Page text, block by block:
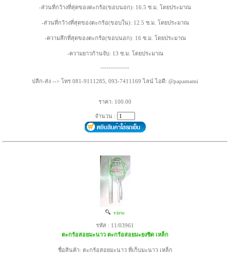
-ส่วนที่กว้างที่สุดของตะกร้อ(ขอบนอก): 16.5 ซ.ม. โดยประมาณ
-ส่วนที่กว้างที่สุดของตะกร้อ(ขอบใน): 12.5 ซ.ม. โดยประมาณ
-ความลึกที่สุดของตะกร้อ(ขอบนอก): 16 ซ.ม. โดยประมาณ
-ความยาวก้านจับ: 13 ซ.ม. โดยประมาณ
--------------
ปลีก-ส่ง --> โทร 081-9111285, 093-7411169 ไลน์ ไอดี: @papamami
ราคา: 100.00
จำนวน :
view
รหัส : 11/03961
ตะกร้อสอยมะนาว ตะกร้อสอยมะยงชิด เหล็ก
ชื่อสินค้า: ตะกร้อสอยมะนาว ที่เก็บมะนาว เหล็ก